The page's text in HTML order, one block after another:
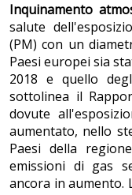
Inquinamento
salute
(PM) con un
Paesi europei sia
2018 e quello
sottolinea il
dovute
aumentato, nello
Paesi della
emissioni di gas
ancora in aumento.